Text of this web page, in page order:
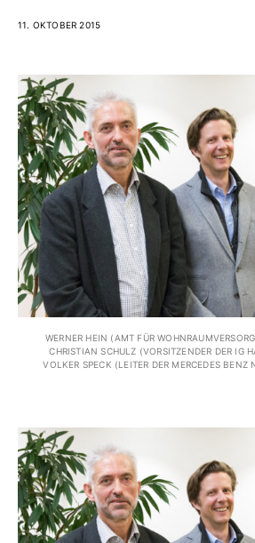
11. OKTOBER 2015
WERNER HEIN (AMT FÜR
CHRISTIAN SCHULZ (VORSITZENDER DER IG
VOLKER SPECK (LEITER DER MERCEDES BENZ